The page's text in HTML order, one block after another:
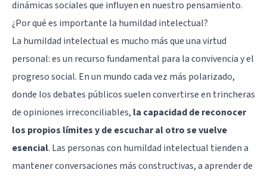
dinámicas sociales que influyen en nuestro pensamiento.
¿Por qué es importante la humildad intelectual?
La humildad intelectual es mucho más que una virtud
personal: es un recurso fundamental para la convivencia y el
progreso social. En un mundo cada vez más polarizado,
donde los debates públicos suelen convertirse en trincheras
de opiniones irreconciliables, la capacidad de reconocer
los propios límites y de escuchar al otro se vuelve
esencial. Las personas con humildad intelectual tienden a
mantener conversaciones más constructivas, a aprender de